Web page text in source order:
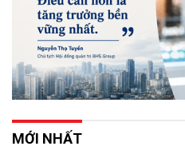
MỚI NHẤT